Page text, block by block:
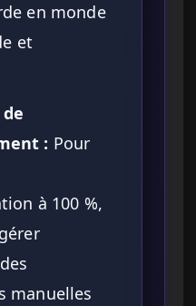
en monde
et
: Pour
à 100 %,
manuelles